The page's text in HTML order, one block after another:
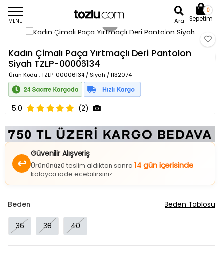
MENU Ara
0
Sepetim
Kadın Çimalı Paça Yırtmaçlı Deri Pantolon
Siyah TZLP-00006134
Ürün Kodu : TZLP-00006134 / Siyah / 1132074
5.0 (2)
Güvenilir Alışveriş
Ürününüzü teslim aldıktan sonra
kolayca iade edebilirsiniz.
36